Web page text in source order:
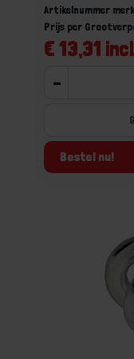
Artikelnummer
€ 13,31
Prijs per
-
Bestel nu!